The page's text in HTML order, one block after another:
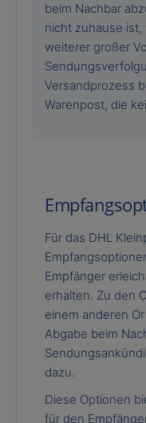
beim Nachbar
nicht zuhause ist,
weiterer großer
Versandprozess
Warenpost, die
Für das DHL
Empfänger
erhalten. Zu den
einem anderen
Abgabe beim
dazu.
Diese Optionen
für den